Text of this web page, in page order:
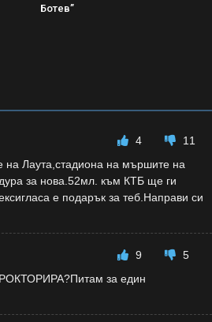
Ботев”
4
11
на Лаута,стадиона на мършите на
за нова.52мл. към КТБ ще ги
е подарък за теб.Направи си
9
5
за един